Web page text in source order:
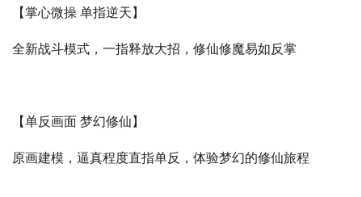
【掌心微操 单指逆天】
全新战斗模式，一指释放大招，修仙修魔易如反掌
【单反画面 梦幻修仙】
原画建模，逼真程度直指单反，体验梦幻的修仙旅程